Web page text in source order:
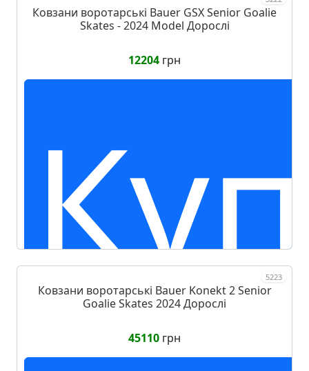
Ковзани воротарські Bauer GSX Senior Goalie
Skates - 2024 Model Дорослі
12204 грн
5223
Ковзани воротарські Bauer Konekt 2 Senior
Goalie Skates 2024 Дорослі
45110 грн